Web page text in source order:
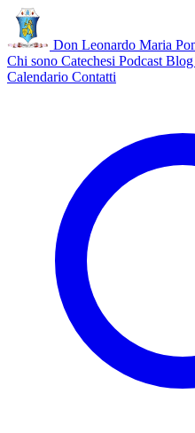
Don Leonardo Maria
Chi sono Catechesi Podcast Blog
Calendario Contatti